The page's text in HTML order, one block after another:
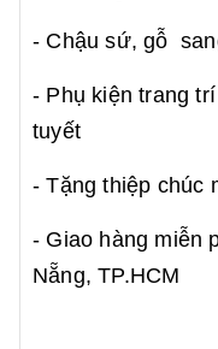
- Chậu sứ, gỗ
- Phụ kiện trang
tuyết
- Tặng thiệp chúc
- Giao hàng miễn
Nẵng, TP.HCM